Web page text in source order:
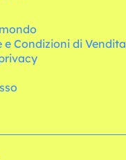
e Condizioni di Vendita